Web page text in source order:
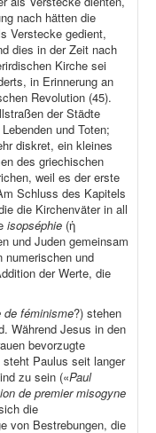
nach hätten die
Verstecke gedient,
dies in der Zeit nach
Kirche sei
in Erinnerung an
Revolution (45).
der Städte
und Toten;
diskret, ein kleines
des griechischen
weil es der erste
Schluss des Kapitels
die Kirchenväter in all
isopséphie (ἡ
und Juden gemeinsam
numerischen und
der Werte, die
de féminisme?) stehen
Während Jesus in den
bevorzugte
steht Paulus seit langer
zu sein («Paul
de premier misogyne
die
von Bestrebungen, die